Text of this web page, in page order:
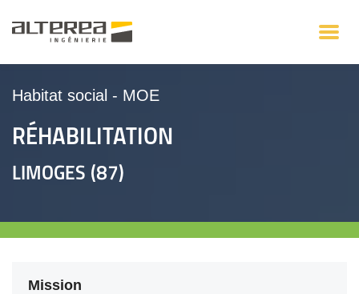
Habitat social - MOE
RÉHABILITATION
LIMOGES (87)
Mission